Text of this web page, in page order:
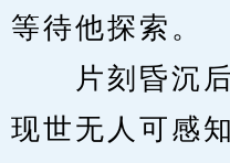
等待他探索。
片刻昏沉后
现世无人可感